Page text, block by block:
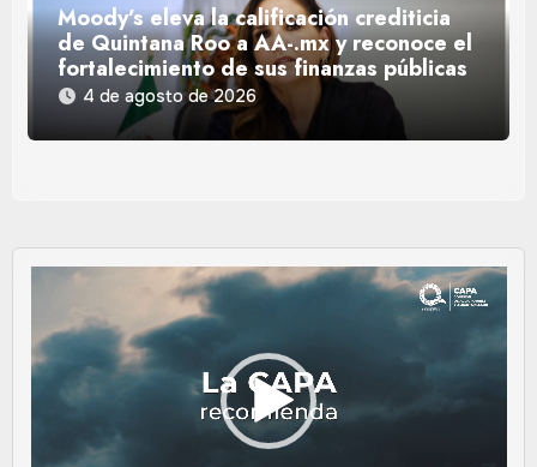
Moody’s eleva la calificación crediticia
de Quintana Roo a AA-.mx y reconoce el
fortalecimiento de sus finanzas públicas
4 de agosto de 2026
Reproductor
vídeo